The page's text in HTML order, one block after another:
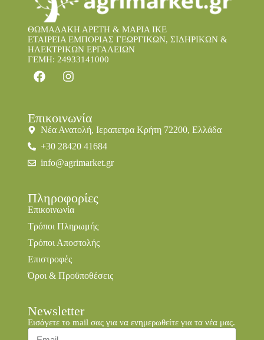
ΘΩΜΑΔΑΚΗ ΑΡΕΤΗ & ΜΑΡΙΑ IKE
ΕΤΑΙΡΕΙΑ ΕΜΠΟΡΙΑΣ ΓΕΩΡΓΙΚΩΝ, ΣΙΔΗΡΙΚΩΝ &
ΗΛΕΚΤΡΙΚΩΝ ΕΡΓΑΛΕΙΩΝ
ΓΕΜΗ: 24933141000
Επικοινωνία
Νέα Ανατολή, Ιεραπετρα Κρήτη 72200, Ελλάδα
+30 28420 41684
info@agrimarket.gr
Πληροφορίες
Επικοινωνία
Τρόποι Πληρωμής
Τρόποι Αποστολής
Επιστροφές
Όροι & Προϋποθέσεις
Newsletter
Εισάγετε το mail σας για να ενημερωθείτε για τα νέα μας.